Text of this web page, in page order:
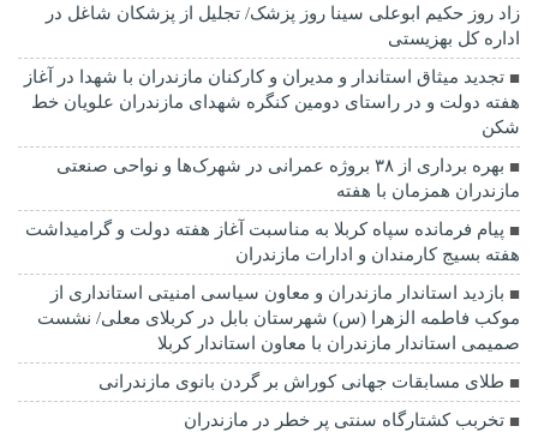
زاد روز حکیم ابوعلی سینا روز پزشک/ تجلیل از پزشکان شاغل در
اداره کل بهزیستی
تجدید میثاق استاندار و مدیران و کارکنان مازندران با شهدا در آغاز
هفته دولت و در راستای دومین کنگره شهدای مازندران علویان خط
شکن
بهره برداری از ۳۸ بروژه عمرانی در شهرک‌ها و نواحی صنعتی
مازندران همزمان با هفته
پیام فرمانده سپاه کربلا به مناسبت آغاز هفته دولت و گرامیداشت
هفته بسیج کارمندان و ادارات مازندران
بازدید استاندار مازندران و معاون سیاسی امنیتی استانداری از
موکب فاطمه الزهرا (س) شهرستان بابل در کربلای معلی/ نشست
صمیمی استاندار مازندران با معاون استاندار کربلا
طلای مسابقات جهانی کوراش بر گردن بانوی مازندرانی
تخربب کشتارگاه سنتی پر خطر در مازندران